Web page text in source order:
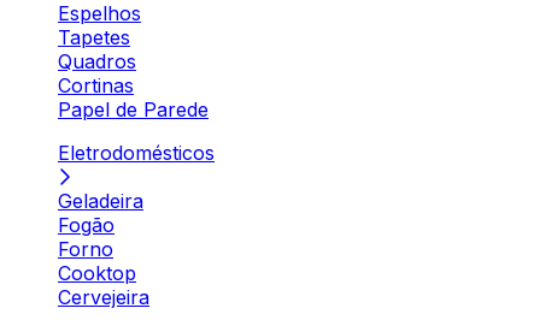
Espelhos
Tapetes
Quadros
Cortinas
Papel de Parede
Eletrodomésticos
Geladeira
Fogão
Forno
Cooktop
Cervejeira